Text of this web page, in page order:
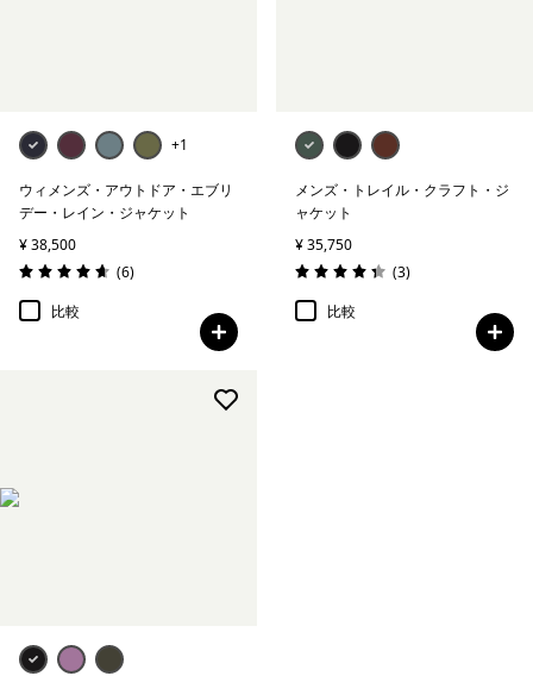
+1
ウィメンズ・アウトドア・エブリ
デー・レイン・ジャケット
¥ 38,500
評価: 4.7 / 5
(6レビュー
)
比較
メンズ・トレイル・クラフト・ジ
ャケット
¥ 35,750
評価: 4.3 / 5
(3レビュー
)
比較